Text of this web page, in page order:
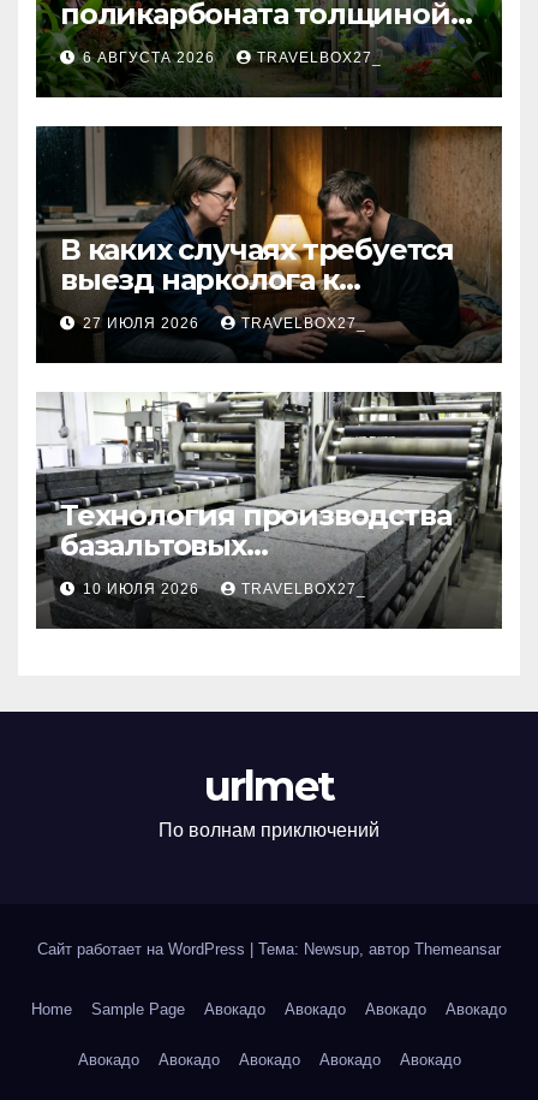
поликарбоната толщиной 4
и 6 мм
6 АВГУСТА 2026 TRAVELBOX27_
В каких случаях требуется
выезд нарколога к
пациенту
27 ИЮЛЯ 2026 TRAVELBOX27_
Технология производства
базальтовых
теплоизоляционных плит
по ГОСТ
10 ИЮЛЯ 2026 TRAVELBOX27_
urlmet
По волнам приключений
Сайт работает на WordPress Тема: Newsup, автор Themeansar
Home Sample Page Авокадо Авокадо Авокадо Авокадо
Авокадо Авокадо Авокадо Авокадо Авокадо